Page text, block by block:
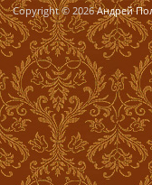
Copyright © 2026Андрей